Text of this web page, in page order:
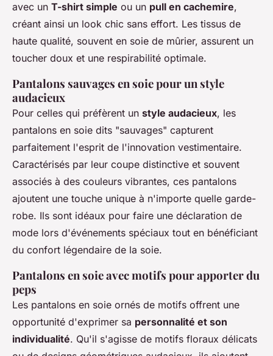
avec un T-shirt simple ou un pull en cachemire,
créant ainsi un look chic sans effort. Les tissus de
haute qualité, souvent en soie de mûrier, assurent un
toucher doux et une respirabilité optimale.
Pantalons sauvages en soie pour un style
audacieux
Pour celles qui préfèrent un style audacieux, les
pantalons en soie dits "sauvages" capturent
parfaitement l'esprit de l'innovation vestimentaire.
Caractérisés par leur coupe distinctive et souvent
associés à des couleurs vibrantes, ces pantalons
ajoutent une touche unique à n'importe quelle garde-
robe. Ils sont idéaux pour faire une déclaration de
mode lors d'événements spéciaux tout en bénéficiant
du confort légendaire de la soie.
Pantalons en soie avec motifs pour apporter du
peps
Les pantalons en soie ornés de motifs offrent une
opportunité d'exprimer sa personnalité et son
individualité. Qu'il s'agisse de motifs floraux délicats